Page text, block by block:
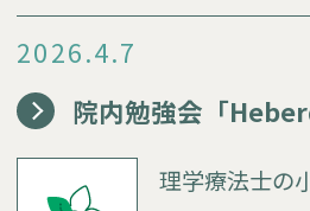
2026.4.7
院内勉強会「
理学療法士の